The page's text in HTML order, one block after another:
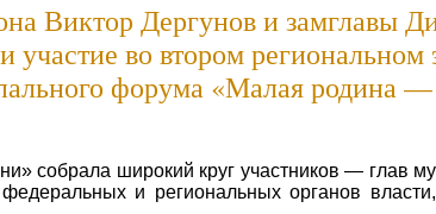
Виктор Дергунов и замглавы
во втором региональном
форума «Малая родина
собрала широкий круг участников — глав
и региональных органов власти,